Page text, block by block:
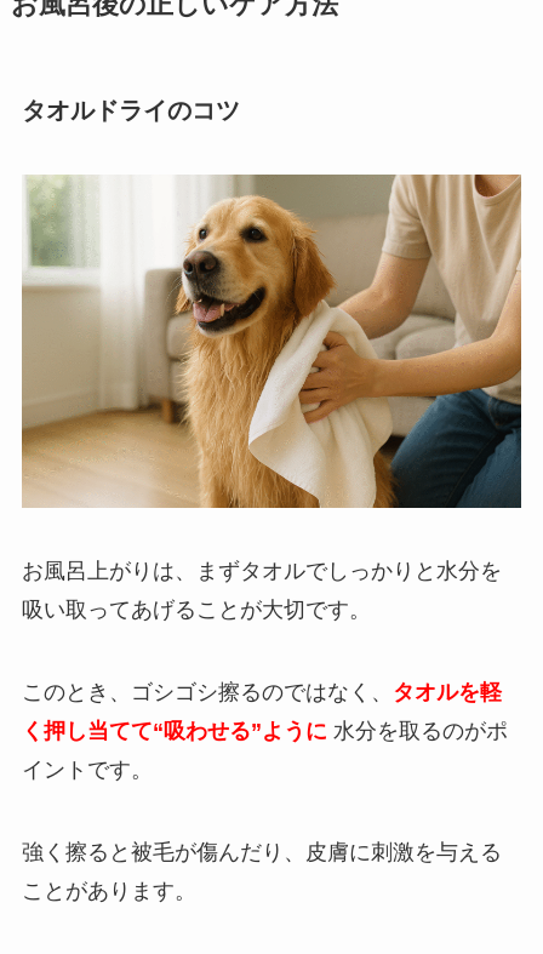
タオルドライのコツ
お風呂上がりは、まずタオルでしっかりと水分を
吸い取ってあげることが大切です。
このとき、ゴシゴシ擦るのではなく、
タオルを軽
く押し当てて“吸わせる”ように 水分を取るのがポ
イントです。
強く擦ると被毛が傷んだり、皮膚に刺激を与える
ことがあります。